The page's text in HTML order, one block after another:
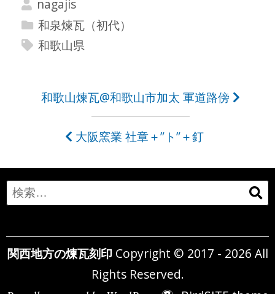
nagajis
和泉煉瓦（初代）
和歌山県
ビ
ゲ
ー
シ
ョ
和歌山煉瓦@和歌山市加太 軍道路傍
大阪窯業 社章＋”ト”＋釘
Search
for:
関西地方の煉瓦刻印 Copyright © 2017 - 2026 All
Rights Reserved.